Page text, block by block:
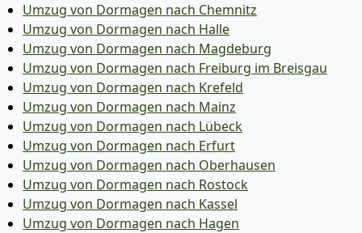
Umzug von Dormagen nach Chemnitz
Umzug von Dormagen nach Halle
Umzug von Dormagen nach Magdeburg
Umzug von Dormagen nach Freiburg im Breisgau
Umzug von Dormagen nach Krefeld
Umzug von Dormagen nach Mainz
Umzug von Dormagen nach Lübeck
Umzug von Dormagen nach Erfurt
Umzug von Dormagen nach Oberhausen
Umzug von Dormagen nach Rostock
Umzug von Dormagen nach Kassel
Umzug von Dormagen nach Hagen